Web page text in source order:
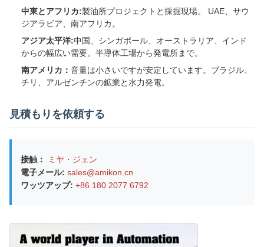
中東とアフリカ:製油所プロジェクトと採掘現場。 UAE、サウ
ジアラビア、南アフリカ。
アジア太平洋:中国、シンガポール、オーストラリア、インド
からの幅広い需要。半導体工場から発電所まで。
南アメリカ： 音量は小さいですが安定しています。ブラジル、
チリ、アルゼンチンの鉱業と水力発電。
見積もりを依頼する
接触：
ミヤ・ジェン
電子メール: sales@amikon.cn
ワッツアップ: +86 180 2077 6792